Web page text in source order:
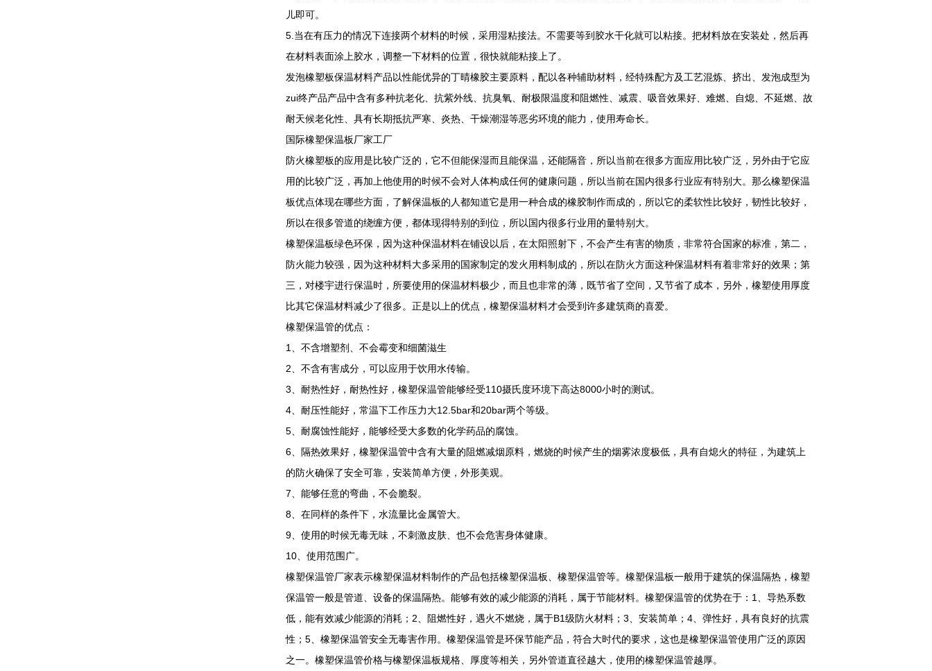
儿即可。
5.当在有压力的情况下连接两个材料的时候，采用湿粘接法。不需要等到胶水干化就可以粘接。把材料放在安装处，然后再
在材料表面涂上胶水，调整一下材料的位置，很快就能粘接上了。
发泡橡塑板保温材料产品以性能优异的丁晴橡胶主要原料，配以各种辅助材料，经特殊配方及工艺混炼、挤出、发泡成型为
zui终产品产品中含有多种抗老化、抗紫外线、抗臭氧、耐极限温度和阻燃性、减震、吸音效果好、难燃、自熄、不延燃、故
耐天候老化性、具有长期抵抗严寒、炎热、干燥潮湿等恶劣环境的能力，使用寿命长。
国际橡塑保温板厂家工厂
防火橡塑板的应用是比较广泛的，它不但能保湿而且能保温，还能隔音，所以当前在很多方面应用比较广泛，另外由于它应
用的比较广泛，再加上他使用的时候不会对人体构成任何的健康问题，所以当前在国内很多行业应有特别大。那么橡塑保温
板优点体现在哪些方面，了解保温板的人都知道它是用一种合成的橡胶制作而成的，所以它的柔软性比较好，韧性比较好，
所以在很多管道的绕缠方便，都体现得特别的到位，所以国内很多行业用的量特别大。
橡塑保温板绿色环保，因为这种保温材料在铺设以后，在太阳照射下，不会产生有害的物质，非常符合国家的标准，第二，
防火能力较强，因为这种材料大多采用的国家制定的发火用料制成的，所以在防火方面这种保温材料有着非常好的效果；第
三，对楼宇进行保温时，所要使用的保温材料极少，而且也非常的薄，既节省了空间，又节省了成本，另外，橡塑使用厚度
比其它保温材料减少了很多。正是以上的优点，橡塑保温材料才会受到许多建筑商的喜爱。
橡塑保温管的优点：
1、不含增塑剂、不会霉变和细菌滋生
2、不含有害成分，可以应用于饮用水传输。
3、耐热性好，耐热性好，橡塑保温管能够经受110摄氏度环境下高达8000小时的测试。
4、耐压性能好，常温下工作压力大12.5bar和20bar两个等级。
5、耐腐蚀性能好，能够经受大多数的化学药品的腐蚀。
6、隔热效果好，橡塑保温管中含有大量的阻燃减烟原料，燃烧的时候产生的烟雾浓度极低，具有自熄火的特征，为建筑上
的防火确保了安全可靠，安装简单方便，外形美观。
7、能够任意的弯曲，不会脆裂。
8、在同样的条件下，水流量比金属管大。
9、使用的时候无毒无味，不刺激皮肤、也不会危害身体健康。
10、使用范围广。
橡塑保温管厂家表示橡塑保温材料制作的产品包括橡塑保温板、橡塑保温管等。橡塑保温板一般用于建筑的保温隔热，橡塑
保温管一般是管道、设备的保温隔热。能够有效的减少能源的消耗，属于节能材料。橡塑保温管的优势在于：1、导热系数
低，能有效减少能源的消耗；2、阻燃性好，遇火不燃烧，属于B1级防火材料；3、安装简单；4、弹性好，具有良好的抗震
性；5、橡塑保温管安全无毒害作用。橡塑保温管是环保节能产品，符合大时代的要求，这也是橡塑保温管使用广泛的原因
之一。橡塑保温管价格与橡塑保温板规格、厚度等相关，另外管道直径越大，使用的橡塑保温管越厚。